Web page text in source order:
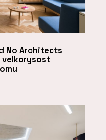
No Architects
velkorysost